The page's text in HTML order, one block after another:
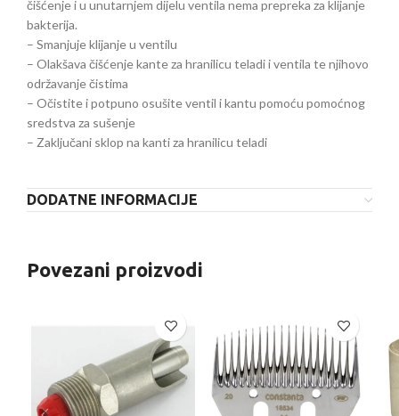
čišćenje i u unutarnjem dijelu ventila nema prepreka za klijanje
bakterija.
– Smanjuje klijanje u ventilu
– Olakšava čišćenje kante za hranilicu teladi i ventila te njihovo
održavanje čistima
– Očistite i potpuno osušite ventil i kantu pomoću pomoćnog
sredstva za sušenje
– Zaključani sklop na kanti za hranilicu teladi
DODATNE INFORMACIJE
Povezani proizvodi